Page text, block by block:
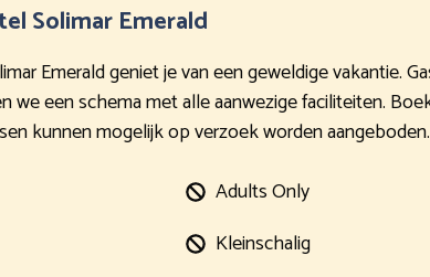
Solimar Emerald
Emerald geniet je van een geweldige vakantie.
we een schema met alle aanwezige faciliteiten.
kunnen mogelijk op verzoek worden aangeboden.
Adults Only
Kleinschalig